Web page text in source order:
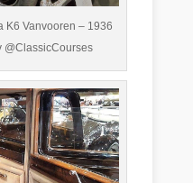
K6 Vanvooren – 1936
@ClassicCourses